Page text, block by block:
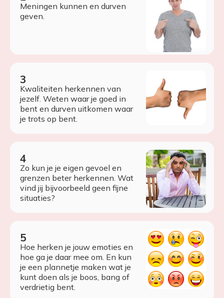
Meningen kunnen en durven
geven.
Kwaliteiten herkennen van
jezelf. Weten waar je goed in
bent en durven uitkomen waar
je trots op bent.
Zo kun je je eigen gevoel en
grenzen beter herkennen. Wat
vind jij bijvoorbeeld geen fijne
situaties?
Hoe herken je jouw emoties en
hoe ga je daar mee om. En kun
je een plannetje maken wat je
kunt doen als je boos, bang of
verdrietig bent.